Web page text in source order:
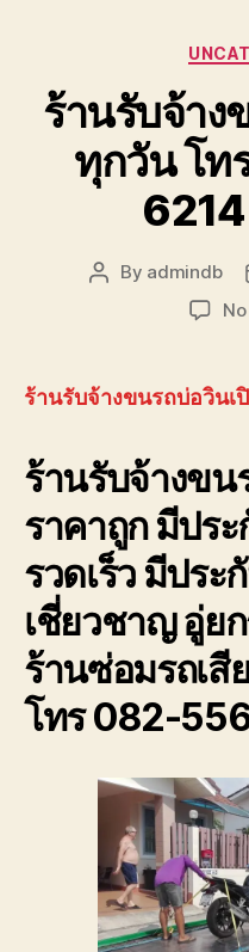
ร้านรับจ้าง
ทุกวัน โ
Post
By admindb
ร้านรับจ้างขนรถบ่อวินเ
ร้านรับจ้างขน
ราคาถูก มีปร
รวดเร็ว มีประ
เชี่ยวชาญ อู่ย
ร้านซ่อมรถเสี
โทร 082-